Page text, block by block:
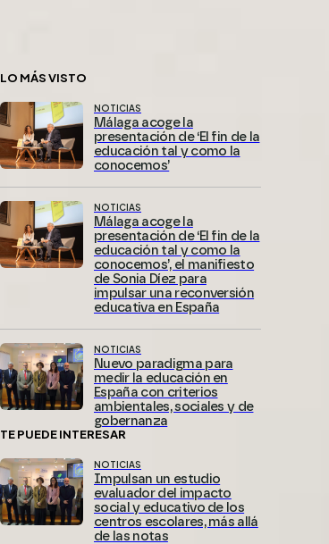
LO MÁS VISTO
NOTICIAS
Málaga acoge la
presentación de ‘El fin de la
educación tal y como la
conocemos’
NOTICIAS
Málaga acoge la
presentación de ‘El fin de la
educación tal y como la
conocemos’, el manifiesto
de Sonia Díez para
impulsar una reconversión
educativa en España
NOTICIAS
Nuevo paradigma para
medir la educación en
España con criterios
ambientales, sociales y de
gobernanza
TE PUEDE INTERESAR
NOTICIAS
Impulsan un estudio
evaluador del impacto
social y educativo de los
centros escolares, más allá
de las notas